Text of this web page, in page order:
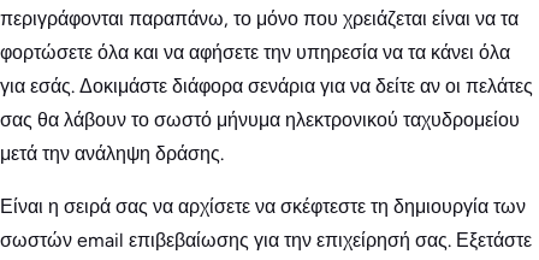
περιγράφονται παραπάνω, το μόνο που χρειάζεται είναι να τα
φορτώσετε όλα και να αφήσετε την υπηρεσία να τα κάνει όλα
για εσάς. Δοκιμάστε διάφορα σενάρια για να δείτε αν οι πελάτες
σας θα λάβουν το σωστό μήνυμα ηλεκτρονικού ταχυδρομείου
μετά την ανάληψη δράσης.
Είναι η σειρά σας να αρχίσετε να σκέφτεστε τη δημιουργία των
σωστών email επιβεβαίωσης για την επιχείρησή σας. Εξετάστε